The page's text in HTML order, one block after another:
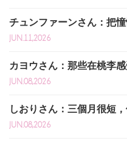
チュンファーンさん：把
JUN.11,2026
カヨウさん：那些在桃李
JUN.08,2026
しおりさん：三個月很短
JUN.08,2026